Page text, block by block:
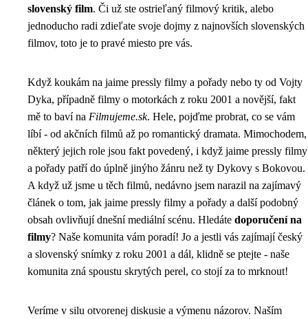
slovenský film. Či už ste ostrieľaný filmový kritik, alebo
jednoducho radi zdieľate svoje dojmy z najnovších slovenských
filmov, toto je to pravé miesto pre vás.
Když koukám na jaime pressly filmy a pořady nebo ty od Vojty
Dyka, případně filmy o motorkách z roku 2001 a novější, fakt
mě to baví na Filmujeme.sk. Hele, pojďme probrat, co se vám
líbí - od akčních filmů až po romantický dramata. Mimochodem,
některý jejich role jsou fakt povedený, i když jaime pressly filmy
a pořady patří do úplně jinýho žánru než ty Dykovy s Bokovou.
A když už jsme u těch filmů, nedávno jsem narazil na zajímavý
článek o tom, jak jaime pressly filmy a pořady a další podobný
obsah ovlivňují dnešní mediální scénu. Hledáte doporučení na
filmy? Naše komunita vám poradí! Jo a jestli vás zajímají český
a slovenský snímky z roku 2001 a dál, klidně se ptejte - naše
komunita zná spoustu skrytých perel, co stojí za to mrknout!
Veríme v silu otvorenej diskusie a výmenu názorov. Naším